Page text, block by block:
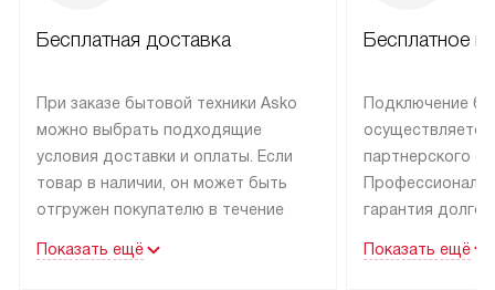
Бесплатная доставка
При заказе бытовой техники Asko
можно выбрать подходящие
условия доставки и оплаты. Если
товар в наличии, он может быть
отгружен покупателю в течение
Показать ещё
Бесплатное
Подключение
партнерского
гарантия
Показать ещё